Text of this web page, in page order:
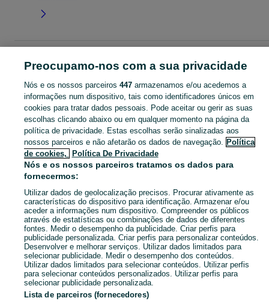
CATEGORIA
Descubra os anúncios classificados gratuitos em Vermoil no OLX Portugal. Desde empregos a serviços e produtos, encontre tudo o que precisa localmente. Mostrar
Mapa do site
Mapa das freguesias
Mapa de mini-sites
Pesquisas populares
Preocupamo-nos com a sua privacidade
Nós e os nossos parceiros 447armazenamos e/ou acedemos a
informações num dispositivo, tais como identificadores únicos em
cookies para tratar dados pessoais. Pode aceitar ou gerir as suas
escolhas clicando abaixo ou em qualquer momento na página da
política de privacidade. Estas escolhas serão sinalizadas aos
nossos parceiros e não afetarão os dados de navegação. Política
de cookies,
Política De Privacidade
Nós e os nossos parceiros tratamos os dados para
fornecermos:
Utilizar dados de geolocalização precisos. Procurar ativamente as
características do dispositivo para identificação. Armazenar e/ou
aceder a informações num dispositivo. Compreender os públicos
através de estatísticas ou combinações de dados de diferentes
fontes. Medir o desempenho da publicidade. Criar perfis para
publicidade personalizada. Criar perfis para personalizar conteúdos.
Desenvolver e melhorar serviços. Utilizar dados limitados para
selecionar publicidade. Medir o desempenho dos conteúdos.
Utilizar dados limitados para selecionar conteúdos. Utilizar perfis
para selecionar conteúdos personalizados. Utilizar perfis para
selecionar publicidade personalizada.
Lista de parceiros (fornecedores)